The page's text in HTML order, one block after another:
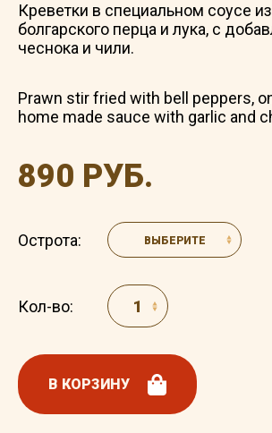
Креветки в специальном соусе
болгарского перца и лука, с
чеснока и чили.
Prawn stir fried with bell peppers,
home made sauce with garlic and
890 РУБ.
Острота: ВЫБЕРИТЕ
Кол-во:
В КОРЗИНУ